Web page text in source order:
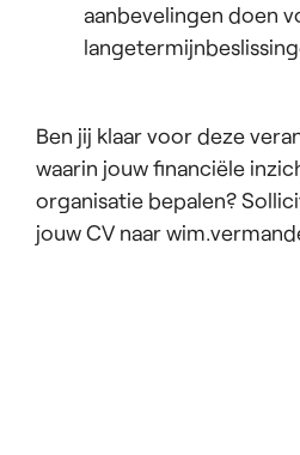
aanbevelingen doen
Ben jij klaar voor deze
waarin jouw financiële
organisatie bepalen?
jouw CV naar